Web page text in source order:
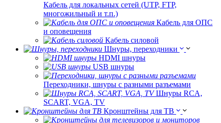
Кабель для локальных сетей (UTP, FTP,
многожильный и т.п.)
Кабель для ОПС
и оповещения
Кабель силовой
Шнуры, переходники
HDMI шнуры
USB шнуры
Переходники, шнуры с разными разъемами
Шнуры RCA,
SCART, VGA, TV
Кронштейны для ТВ